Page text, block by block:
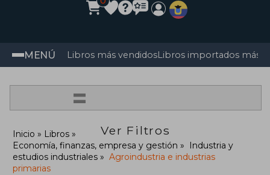
MENÚ Libros más vendidosLibros importados más
=
Ver Filtros
Inicio
Libros
Economía, finanzas, empresa y gestión
Industria y
estudios industriales
Agroindustria e industrias
primarias